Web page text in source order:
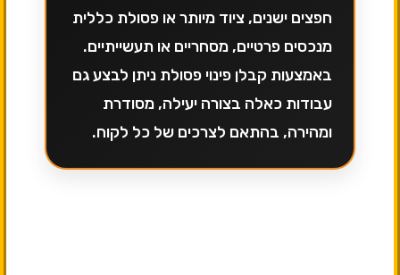
חפצים ישנים, ציוד מיותר או פסולת כללית
מנכסים פרטיים, מסחריים או תעשייתיים.
באמצעות קבלן פינוי פסולת ניתן לבצע גם
עבודות כאלה בצורה יעילה, מסודרת
ומהירה, בהתאם לצרכים של כל לקוח.